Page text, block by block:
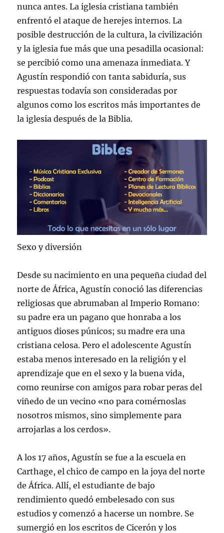
nunca antes. La iglesia cristiana también
enfrentó el ataque de herejes internos. La
posible destrucción de la cultura, la civilización
y la iglesia fue más que una pesadilla ocasional:
se percibió como una amenaza inmediata. Y
Agustín respondió con tanta sabiduría, sus
respuestas todavía son consideradas por
algunos como los escritos más importantes de
la iglesia después de la Biblia.
Sexo y diversión
Desde su nacimiento en una pequeña ciudad del
norte de África, Agustín conoció las diferencias
religiosas que abrumaban al Imperio Romano:
su padre era un pagano que honraba a los
antiguos dioses púnicos; su madre era una
cristiana celosa. Pero el adolescente Agustín
estaba menos interesado en la religión y el
aprendizaje que en el sexo y la buena vida,
como reunirse con amigos para robar peras del
viñedo de un vecino «no para comérnoslas
nosotros mismos, sino simplemente para
arrojarlas a los cerdos».
A los 17 años, Agustín se fue a la escuela en
Carthage, el chico de campo en la joya del norte
de África. Allí, el estudiante de bajo
rendimiento quedó embelesado con sus
estudios y comenzó a hacerse un nombre. Se
sumergió en los escritos de Cicerón y los